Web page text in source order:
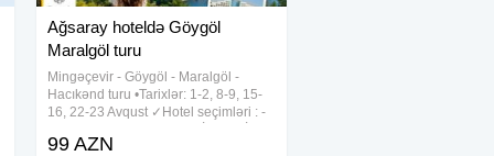
Ağsaray hoteldə Göygöl
Maralgöl turu
Mingəçevir - Göygöl - Maralgöl -
Hacıkənd turu •Tarixlər: 1-2, 8-9, 15-
16, 22-23 Avqust ✓Hotel seçimləri : -
4★ - 109 azn - Ağsaray Hotel 5★
99 AZN